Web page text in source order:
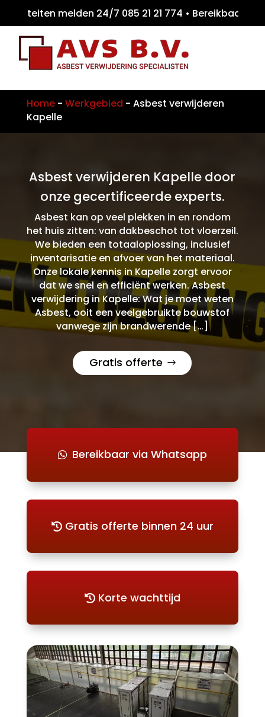
melden 24/7 085 21 21 774 •
Home- Werkgebied - Asbest verwijderen
Kapelle
Asbest verwijderen Kapelle door
onze gecertificeerde experts.
Asbest kan op veel plekken in en rondom
het huis zitten: van dakbeschot tot vloerzeil.
We bieden een totaaloplossing, inclusief
inventarisatie en afvoer van het materiaal.
Onze lokale kennis in Kapelle zorgt ervoor
dat we snel en efficiënt werken. Asbest
verwijdering in Kapelle: Wat je moet weten
Asbest, ooit een veelgebruikte bouwstof
vanwege zijn brandwerende […]
Gratis offerte
Bereikbaar via Whatsapp
Gratis offerte binnen 24 uur
Korte wachttijd